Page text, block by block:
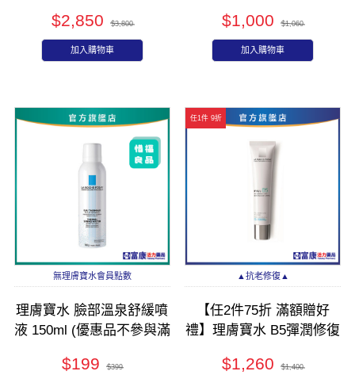
$2,850 $3,800
加入購物車
$1,000 $1,060
加入購物車
無理膚寶水會員點數
理膚寶水 臉部溫泉舒緩噴
液 150ml (優惠品不參與滿
$199 $399
任1件 9折
▲抗老修復▲
【任2件75折 滿額贈好
禮】理膚寶水 B5彈潤修復
$1,260 $1,400